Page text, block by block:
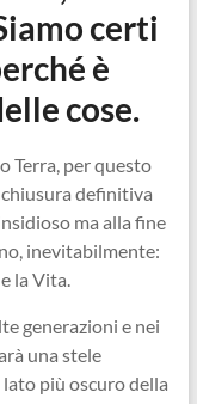
certi
è
cose.
Terra, per questo
definitiva
ma alla fine
inevitabilmente:
la Vita.
generazioni e nei
una stele
più oscuro della